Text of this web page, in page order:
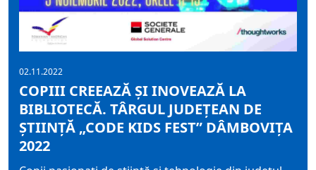
02.11.2022
COPIII CREEAZĂ ȘI INOVEAZĂ LA
BIBLIOTECĂ. TÂRGUL JUDEȚEAN DE
ȘTIINȚĂ „CODE KIDS FEST” DÂMBOVIȚA
2022